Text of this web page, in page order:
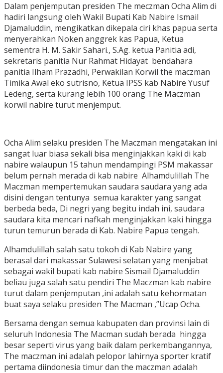
Dalam penjemputan presiden The meczman Ocha Alim di
hadiri langsung oleh Wakil Bupati Kab Nabire Ismail
Djamaluddin, mengikatkan dikepala ciri khas papua serta
menyerahkan Noken anggrek kas Papua, Ketua
sementra H. M. Sakir Sahari., S.Ag. ketua Panitia adi,
sekretaris panitia Nur Rahmat Hidayat bendahara
panitia Ilham Prazadhi, Perwakilan Korwil the maczman
Timika Awal eko sutrisno, Ketua IPSS kab Nabire Yusuf
Ledeng, serta kurang lebih 100 orang The Maczman
korwil nabire turut menjemput.
Ocha Alim selaku presiden The Maczman mengatakan ini
sangat luar biasa sekali bisa menginjakkan kaki di kab
nabire walaupun 15 tahun mendampingi PSM makassar
belum pernah merada di kab nabire Alhamdulillah The
Maczman mempertemukan saudara saudara yang ada
disini dengan tentunya semua karakter yang sangat
berbeda beda, Di negri yang begitu indah ini, saudara
saudara kita mencari nafkah menginjakkan kaki hingga
turun temurun berada di Kab. Nabire Papua tengah.
Alhamdulillah salah satu tokoh di Kab Nabire yang
berasal dari makassar Sulawesi selatan yang menjabat
sebagai wakil bupati kab nabire Sismail Djamaluddin
beliau juga salah satu pendiri The Maczman kab nabire
turut dalam penjemputan ,ini adalah satu kehormatan
buat saya selaku presiden The Macman ,”Ucap Ocha.
Bersama dengan semua kabupaten dan provinsi lain di
seluruh Indonesia The Macman sudah berada hingga
besar seperti virus yang baik dalam perkembangannya,
The maczman ini adalah pelopor lahirnya sporter kratif
pertama diindonesia timur dan the maczman adalah